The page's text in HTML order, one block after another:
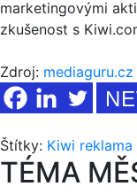
marketingovými
zkušenost s
Zdroj: mediaguru.cz
Štítky: Kiwi reklama
TÉMA